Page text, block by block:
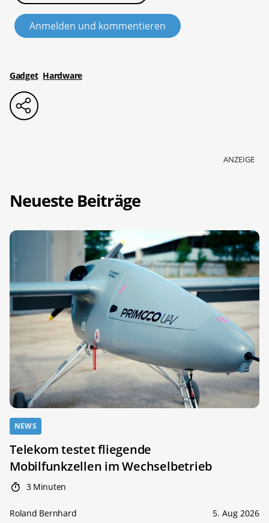
Anmelden und kommentieren
Gadget Hardware
ANZEIGE
Neueste Beiträge
NEWS
Telekom testet fliegende
Mobilfunkzellen im Wechselbetrieb
3 Minuten
Roland Bernhard 5. Aug 2026